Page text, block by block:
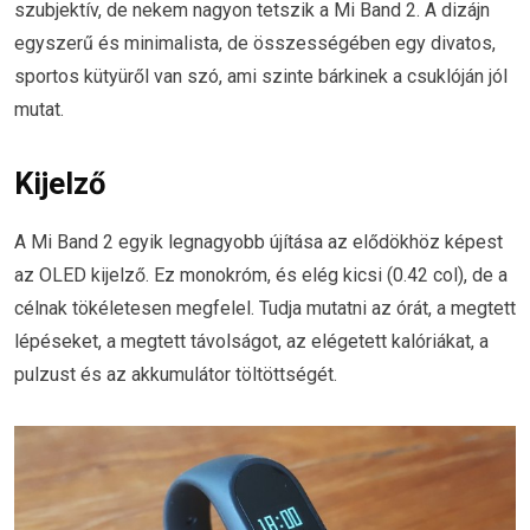
szubjektív, de nekem nagyon tetszik a Mi Band 2. A dizájn
egyszerű és minimalista, de összességében egy divatos,
sportos kütyüről van szó, ami szinte bárkinek a csuklóján jól
mutat.
Kijelző
A Mi Band 2 egyik legnagyobb újítása az elődökhöz képest
az OLED kijelző. Ez monokróm, és elég kicsi (0.42 col), de a
célnak tökéletesen megfelel. Tudja mutatni az órát, a megtett
lépéseket, a megtett távolságot, az elégetett kalóriákat, a
pulzust és az akkumulátor töltöttségét.